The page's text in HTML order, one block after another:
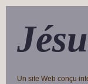
Un site Web conçu